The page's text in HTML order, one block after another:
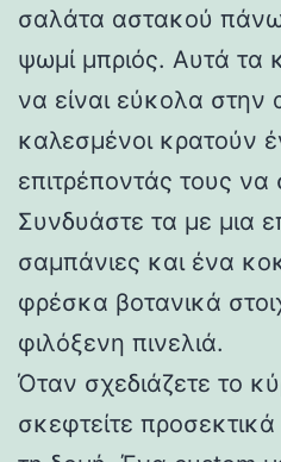
σαλάτα αστακού
ψωμί μπριός. Αυτά τα
να είναι εύκολα
καλεσμένοι κρατούν
επιτρέποντάς τους
Συνδυάστε τα με μια
σαμπάνιες και ένα
φρέσκα βοτανικά
φιλόξενη πινελιά.
Όταν σχεδιάζετε το
σκεφτείτε